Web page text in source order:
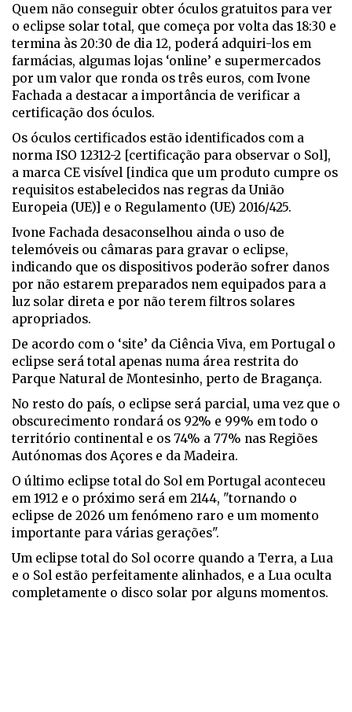
Quem não conseguir obter óculos gratuitos para ver
o eclipse solar total, que começa por volta das 18:30 e
termina às 20:30 de dia 12, poderá adquiri-los em
farmácias, algumas lojas ‘online’ e supermercados
por um valor que ronda os três euros, com Ivone
Fachada a destacar a importância de verificar a
certificação dos óculos.
Os óculos certificados estão identificados com a
norma ISO 12312-2 [certificação para observar o Sol],
a marca CE visível [indica que um produto cumpre os
requisitos estabelecidos nas regras da União
Europeia (UE)] e o Regulamento (UE) 2016/425.
Ivone Fachada desaconselhou ainda o uso de
telemóveis ou câmaras para gravar o eclipse,
indicando que os dispositivos poderão sofrer danos
por não estarem preparados nem equipados para a
luz solar direta e por não terem filtros solares
apropriados.
De acordo com o ‘site’ da Ciência Viva, em Portugal o
eclipse será total apenas numa área restrita do
Parque Natural de Montesinho, perto de Bragança.
No resto do país, o eclipse será parcial, uma vez que o
obscurecimento rondará os 92% e 99% em todo o
território continental e os 74% a 77% nas Regiões
Autónomas dos Açores e da Madeira.
O último eclipse total do Sol em Portugal aconteceu
em 1912 e o próximo será em 2144, "tornando o
eclipse de 2026 um fenómeno raro e um momento
importante para várias gerações".
Um eclipse total do Sol ocorre quando a Terra, a Lua
e o Sol estão perfeitamente alinhados, e a Lua oculta
completamente o disco solar por alguns momentos.